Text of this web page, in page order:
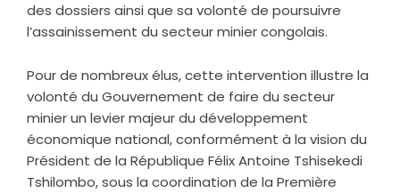
des dossiers ainsi que sa volonté de poursuivre
l’assainissement du secteur minier congolais.
Pour de nombreux élus, cette intervention illustre la
volonté du Gouvernement de faire du secteur
minier un levier majeur du développement
économique national, conformément à la vision du
Président de la République Félix Antoine Tshisekedi
Tshilombo, sous la coordination de la Première